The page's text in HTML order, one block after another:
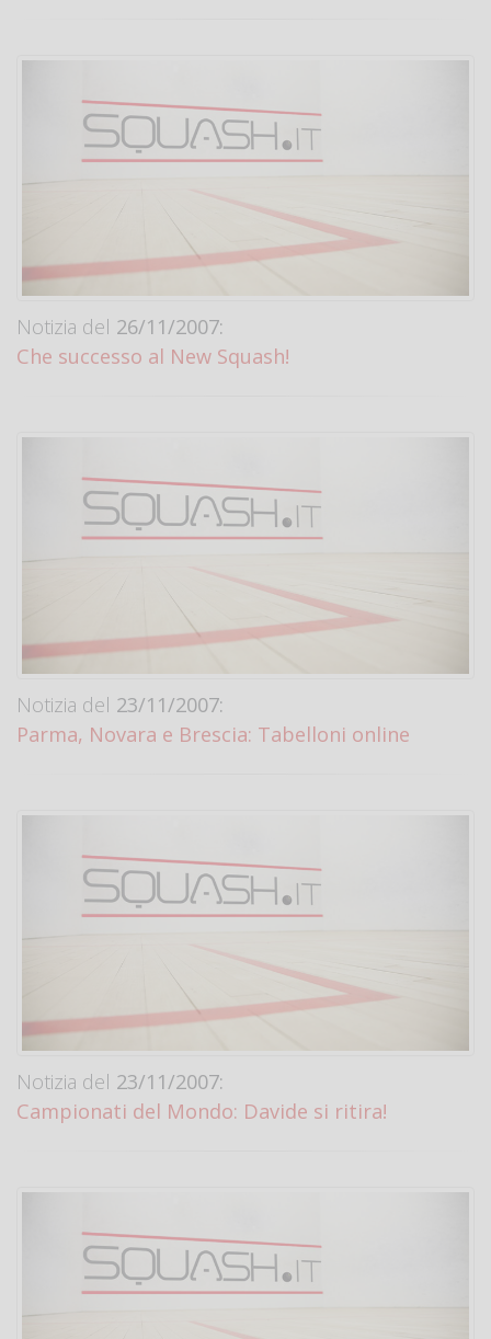
Notizia del 26/11/2007:
Che successo al New Squash!
Notizia del 23/11/2007:
Parma, Novara e Brescia: Tabelloni online
Notizia del 23/11/2007:
Campionati del Mondo: Davide si ritira!